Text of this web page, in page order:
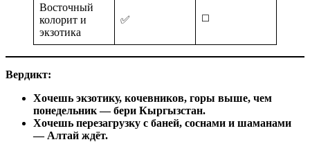
Восточный
колорит и
экзотика
✅ ◻️
Вердикт:
Хочешь экзотику, кочевников, горы выше, чем
понедельник — бери Кыргызстан.
Хочешь перезагрузку с баней, соснами и шаманами
— Алтай ждёт.